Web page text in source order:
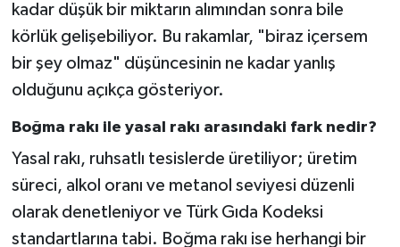
kadar düşük bir miktarın alımından sonra bile
körlük gelişebiliyor. Bu rakamlar, "biraz içersem
bir şey olmaz" düşüncesinin ne kadar yanlış
olduğunu açıkça gösteriyor.
Boğma rakı ile yasal rakı arasındaki fark nedir?
Yasal rakı, ruhsatlı tesislerde üretiliyor; üretim
süreci, alkol oranı ve metanol seviyesi düzenli
olarak denetleniyor ve Türk Gıda Kodeksi
standartlarına tabi. Boğma rakı ise herhangi bir